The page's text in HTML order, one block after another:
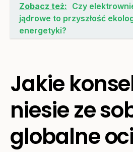
Zobacz też: Czy
jądrowe to przyszłość
energetyki?
Jakie
niesie ze
globalne